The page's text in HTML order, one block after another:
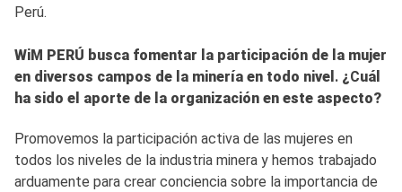
Perú.
WiM PERÚ busca fomentar la participación de la mujer
en diversos campos de la minería en todo nivel . ¿Cuál
ha sido el aporte de la organización en este aspecto?
Promovemos la participación activa de las mujeres en
todos los niveles de la industria minera y hemos trabajado
arduamente para crear conciencia sobre la importancia de